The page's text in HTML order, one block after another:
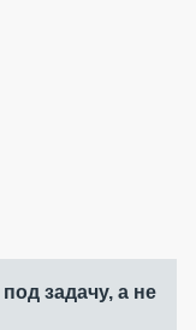
задачу, а не